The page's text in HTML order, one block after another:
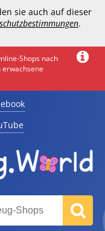
sie auch auf dieser
.
Shops nach
erwachsene